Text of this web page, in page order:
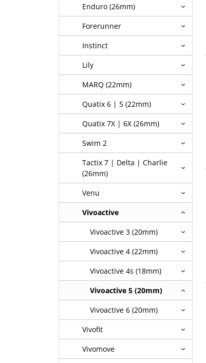
Enduro (26mm)
Forerunner
Instinct
Lily
MARQ (22mm)
Quatix 6 | 5 (22mm)
Quatix 7X | 6X (26mm)
Swim 2
Tactix 7 | Delta | Charlie
(26mm)
Venu
Vivoactive
Vivoactive 3 (20mm)
Vivoactive 4 (22mm)
Vivoactive 4s (18mm)
Vivoactive 5 (20mm)
Vivoactive 6 (20mm)
Vivofit
Vivomove